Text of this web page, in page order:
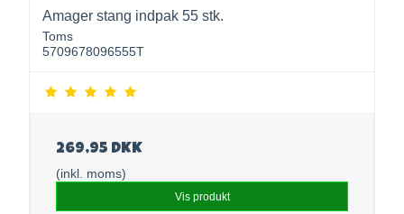
Amager stang indpak 55 stk.
Toms
5709678096555T
269,95 DKK
(inkl. moms)
Vis produkt